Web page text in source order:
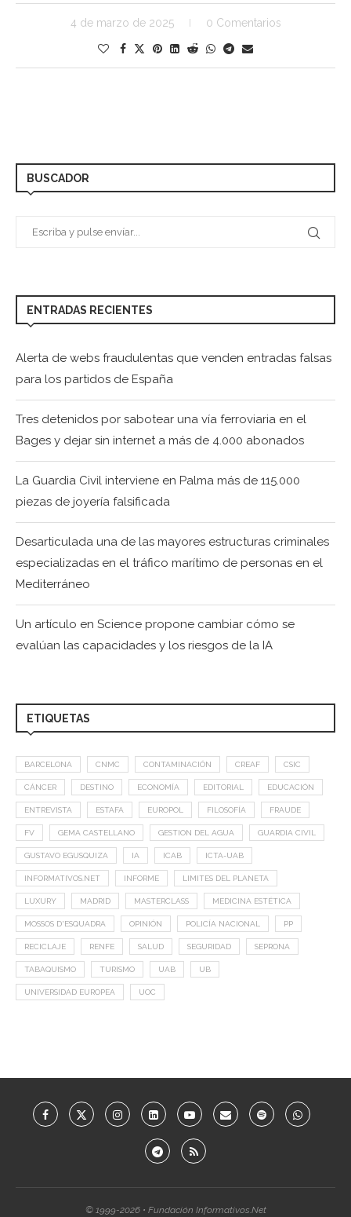
4 de marzo de 2025 0 Comentarios
BUSCADOR
ENTRADAS RECIENTES
Alerta de webs fraudulentas que venden entradas falsas
para los partidos de España
Tres detenidos por sabotear una vía ferroviaria en el
Bages y dejar sin internet a más de 4.000 abonados
La Guardia Civil interviene en Palma más de 115.000
piezas de joyería falsificada
Desarticulada una de las mayores estructuras criminales
especializadas en el tráfico marítimo de personas en el
Mediterráneo
Un artículo en Science propone cambiar cómo se
evalúan las capacidades y los riesgos de la IA
ETIQUETAS
BARCELONA CNMC CONTAMINACIÓN CREAF CSIC
CÁNCER DESTINO ECONOMÍA EDITORIAL EDUCACIÓN
ENTREVISTA ESTAFA EUROPOL FILOSOFÍA FRAUDE
FV GEMA CASTELLANO GESTION DEL AGUA GUARDIA CIVIL
GUSTAVO EGUSQUIZA IA ICAB ICTA-UAB
INFORMATIVOS.NET INFORME LIMITES DEL PLANETA
LUXURY MADRID MASTERCLASS MEDICINA ESTÉTICA
MOSSOS D'ESQUADRA OPINIÓN POLICÍA NACIONAL PP
RECICLAJE RENFE SALUD SEGURIDAD SEPRONA
TABAQUISMO TURISMO UAB UB
UNIVERSIDAD EUROPEA UOC
© 1999-2026 • Fundación Informativos.Net